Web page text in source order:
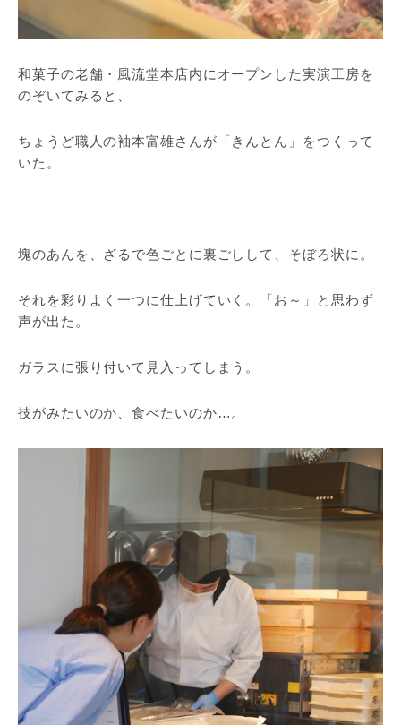
和菓子の老舗・風流堂本店内にオープンした実演工房を
のぞいてみると、
ちょうど職人の袖本富雄さんが「きんとん」をつくって
いた。
塊のあんを、ざるで色ごとに裏ごしして、そぼろ状に。
それを彩りよく一つに仕上げていく。「お～」と思わず
声が出た。
ガラスに張り付いて見入ってしまう。
技がみたいのか、食べたいのか…。